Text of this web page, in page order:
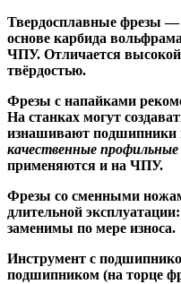
Твердосплавные фрезы —
основе карбида
ЧПУ. Отличается высокой
твёрдостью.
Фрезы с напайками
На станках могут
изнашивают подшипники
качественные профильные
применяются и на ЧПУ.
Фрезы со сменными
длительной
заменимы по мере износа.
Инструмент с
подшипником (на торце